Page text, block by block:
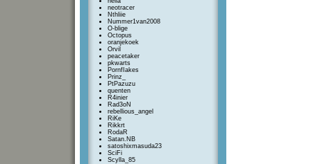
neotracer
Nthliie
Nummer1van2008
O-blige
Octopus
oranjekoek
Orvil
peacetaker
pkwarts
PornfIakes
Prinz_
PtPazuzu
quenten
R4inier
Rad3oN
rebellious_angel
RiKe
Rikkrt
RodaR
Satan.NB
satoshixmasuda23
SciFi
Scylla_85